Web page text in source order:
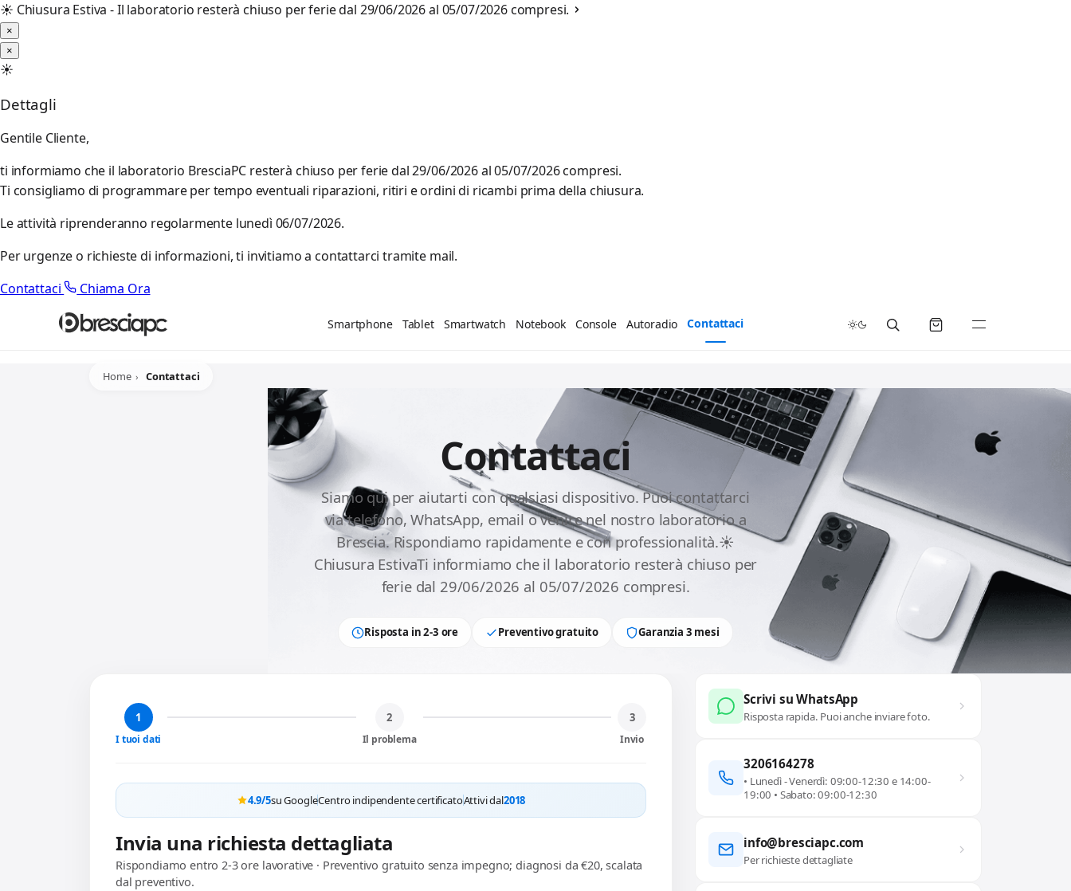
☀️ Chiusura Estiva - Il laboratorio resterà chiuso per ferie dal 29/06/2026 al 05/07/2026 compresi.
×
×
☀️
Dettagli
Gentile Cliente,
ti informiamo che il laboratorio BresciaPC resterà chiuso per ferie dal 29/06/2026 al 05/07/2026 compresi.
Ti consigliamo di programmare per tempo eventuali riparazioni, ritiri e ordini di ricambi prima della chiusura.
Le attività riprenderanno regolarmente lunedì 06/07/2026.
Per urgenze o richieste di informazioni, ti invitiamo a contattarci tramite mail.
Contattaci
Chiama Ora
Smartphone Tablet Smartwatch Notebook Console Autoradio Contattaci
Home Contattaci
Contattaci
Siamo qui per aiutarti con qualsiasi dispositivo. Puoi contattarci
via telefono, WhatsApp, email o venire nel nostro laboratorio a
Brescia. Rispondiamo rapidamente e con professionalità.☀️
Chiusura EstivaTi informiamo che il laboratorio resterà chiuso per
ferie dal 29/06/2026 al 05/07/2026 compresi.
Risposta in 2-3 ore Preventivo gratuito Garanzia 3 mesi
1
I tuoi dati
2
Il problema
3
Invio
4.9/5su GoogleCentro indipendente certificatoAttivi dal2018
Invia una richiesta dettagliata
Rispondiamo entro 2-3 ore lavorative · Preventivo gratuito senza impegno; diagnosi da €20, scalata
dal preventivo.
Scrivi su WhatsApp
Risposta rapida. Puoi anche inviare foto.
3206164278
• Lunedì - Venerdì: 09:00-12:30 e 14:00-
19:00 • Sabato: 09:00-12:30
info@bresciapc.com
Per richieste dettagliate